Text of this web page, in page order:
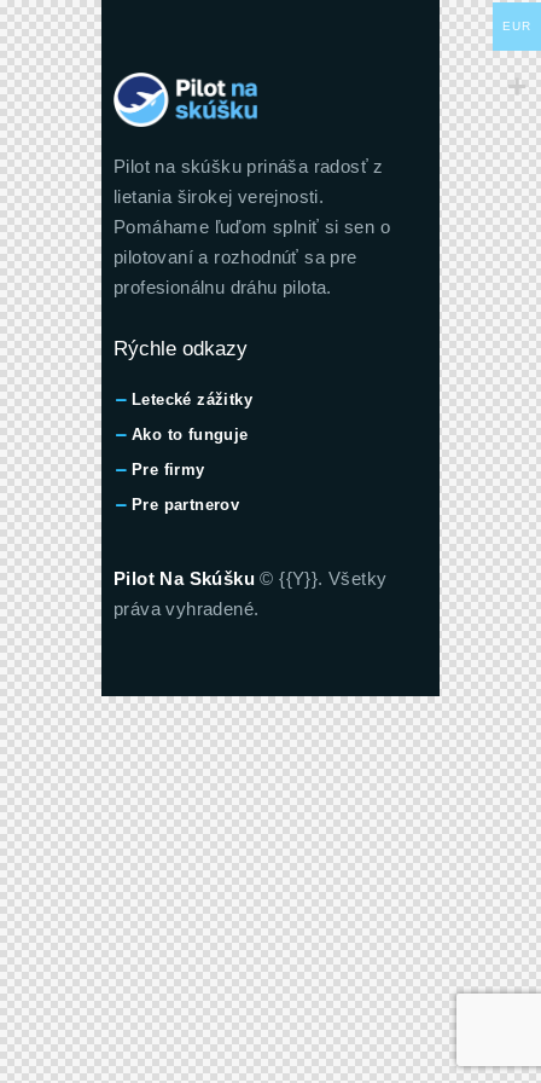
Pilot na skúšku prináša radosť z
lietania širokej verejnosti.
Pomáhame ľuďom splniť si sen o
pilotovaní a rozhodnúť sa pre
profesionálnu dráhu pilota.
Rýchle odkazy
Letecké zážitky
Ako to funguje
Pre firmy
Pre partnerov
Pilot Na Skúšku © {{Y}}. Všetky
práva vyhradené.
EUR